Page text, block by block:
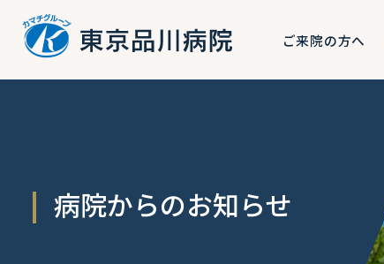
ご来院の方へ
病院からのお知らせ